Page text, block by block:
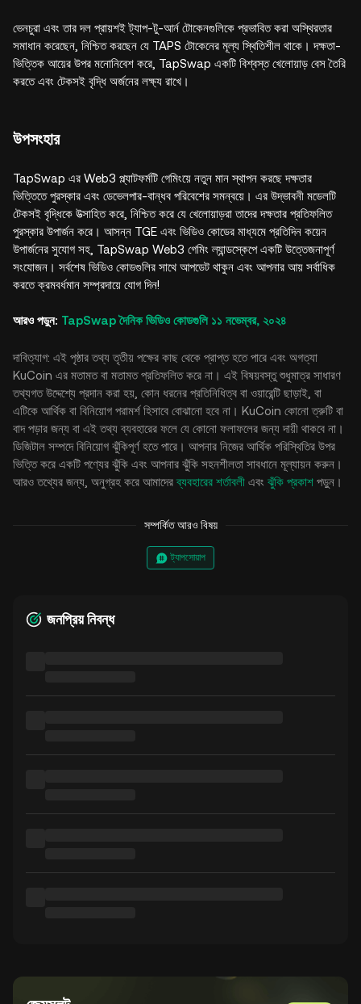
ভেনচুরা এবং তার দল প্রায়শই ট্যাপ-টু-আর্ন টোকেনগুলিকে প্রভাবিত করা অস্থিরতার
সমাধান করেছেন, নিশ্চিত করছেন যে TAPS টোকেনের মূল্য স্থিতিশীল থাকে। দক্ষতা-
ভিত্তিক আয়ের উপর মনোনিবেশ করে, TapSwap একটি বিশ্বস্ত খেলোয়াড় বেস তৈরি
করতে এবং টেকসই বৃদ্ধি অর্জনের লক্ষ্য রাখে।
উপসংহার
TapSwap এর Web3 প্ল্যাটফর্মটি গেমিংয়ে নতুন মান স্থাপন করছে দক্ষতার
ভিত্তিতে পুরস্কার এবং ডেভেলপার-বান্ধব পরিবেশের সমন্বয়ে। এর উদ্ভাবনী মডেলটি
টেকসই বৃদ্ধিকে উত্সাহিত করে, নিশ্চিত করে যে খেলোয়াড়রা তাদের দক্ষতার প্রতিফলিত
পুরস্কার উপার্জন করে। আসন্ন TGE এবং ভিডিও কোডের মাধ্যমে প্রতিদিন কয়েন
উপার্জনের সুযোগ সহ, TapSwap Web3 গেমিং ল্যান্ডস্কেপে একটি উত্তেজনাপূর্ণ
সংযোজন। সর্বশেষ ভিডিও কোডগুলির সাথে আপডেট থাকুন এবং আপনার আয় সর্বাধিক
করতে ক্রমবর্ধমান সম্প্রদায়ে যোগ দিন!
আরও পড়ুন: TapSwap দৈনিক ভিডিও কোডগুলি ১১ নভেম্বর, ২০২৪
দাবিত্যাগ: এই পৃষ্ঠার তথ্য তৃতীয় পক্ষের কাছ থেকে প্রাপ্ত হতে পারে এবং অগত্যা
KuCoin এর মতামত বা মতামত প্রতিফলিত করে না। এই বিষয়বস্তু শুধুমাত্র সাধারণ
তথ্যগত উদ্দেশ্যে প্রদান করা হয়, কোন ধরনের প্রতিনিধিত্ব বা ওয়ারেন্টি ছাড়াই, বা
এটিকে আর্থিক বা বিনিয়োগ পরামর্শ হিসাবে বোঝানো হবে না। KuCoin কোনো ত্রুটি বা
বাদ পড়ার জন্য বা এই তথ্য ব্যবহারের ফলে যে কোনো ফলাফলের জন্য দায়ী থাকবে না।
ডিজিটাল সম্পদে বিনিয়োগ ঝুঁকিপূর্ণ হতে পারে। আপনার নিজের আর্থিক পরিস্থিতির উপর
ভিত্তি করে একটি পণ্যের ঝুঁকি এবং আপনার ঝুঁকি সহনশীলতা সাবধানে মূল্যায়ন করুন।
আরও তথ্যের জন্য, অনুগ্রহ করে আমাদের ব্যবহারের শর্তাবলী এবং ঝুঁকি প্রকাশ পড়ুন।
সম্পর্কিত আরও বিষয়
ট্যাপসোয়াপ
জনপ্রিয় নিবন্ধ